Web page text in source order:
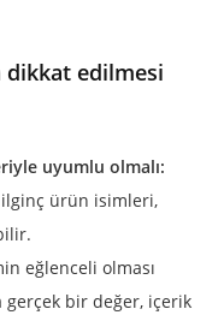
edilmesi
uyumlu olmalı:
ilginç ürün isimleri,
eğlenceli olması
bir değer, içerik